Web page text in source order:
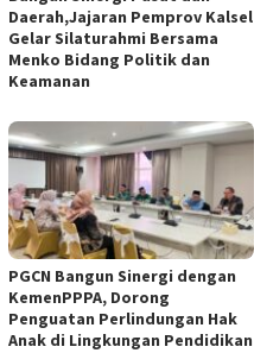
Daerah,Jajaran Pemprov Kalsel
Gelar Silaturahmi Bersama
Menko Bidang Politik dan
Keamanan
PGCN Bangun Sinergi dengan
KemenPPPA, Dorong
Penguatan Perlindungan Hak
Anak di Lingkungan Pendidikan